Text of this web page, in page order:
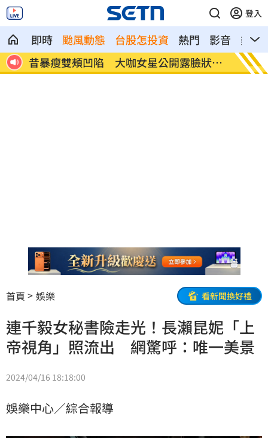
登入
即時 颱風動態 台股怎投資 熱門 影音
熱搜
露臉狀態
肥大叔曾狂播17小時！億元商機代價曝光
首頁 娛樂 看新聞換好禮
連千毅女秘書險走光！長瀨昆妮「上
帝視角」照流出 網驚呼：唯一美景
2024/04/16 18:18:00
娛樂中心／綜合報導